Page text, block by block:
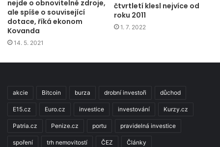
nejde o obnovitelné zdroje,
ale spíše o související
dotace, říká ekonom
Kovanda
14. 5. 2021
čtvrtletí klesl nejvíce od
roku 2011
1. 7. 2022
akcie Bitcoin burza drobní investoři důchod
E15.cz Euro.cz investice investování Kurzy.cz
Patria.cz Penize.cz portu pravidelná investice
spoření trh nemovitostí ČEZ Články